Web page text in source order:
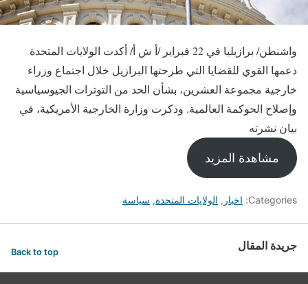
واشنطن/ برازيليا في 22 فبراير /أ ش أ/ أكدت الولايات المتحدة
دعمها القوي للقضايا التي طرحتها البرازيل خلال اجتماع وزراء
خارجية مجموعة العشرين، بشأن الحد من التوترات الجيوسياسية
وإصلاح الحوكمة العالمية. وذكرت وزارة الخارجية الأمريكية، في
بيان نشرته
مشاهدة المزيد
Categories: اخبار , الولايات المتحدة, سياسة
جريدة المقال Back to top